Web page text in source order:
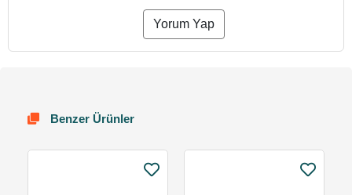
Yorum Yap
Benzer Ürünler